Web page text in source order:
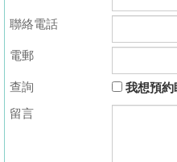
聯絡電話
電郵
查詢
我想預約
留言